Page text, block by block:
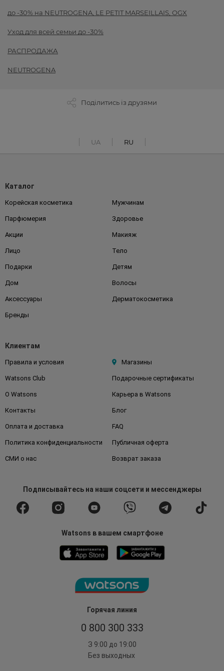
до -30% на NEUTROGENA, LE PETIT MARSEILLAIS, OGX
Уход для всей семьи до -30%
РАСПРОДАЖА
NEUTROGENA
Поділитись із друзями
UA RU
Горячая линия
0 800 300 333
З 9:00 до 19:00
Без выходных
Каталог
Корейская косметика Мужчинам
Парфюмерия Здоровье
Акции Макияж
Лицо Тело
Подарки Детям
Дом Волосы
Аксессуары Дерматокосметика
Бренды
Клиентам
Правила и условия Магазины
Watsons Club Подарочные сертификаты
О Watsons Карьера в Watsons
Контакты Блог
Оплата и доставка FAQ
Политика конфиденциальности Публичная оферта
СМИ о нас Возврат заказа
Подписывайтесьна наши соцсети и мессенджеры
Watsons в вашем смартфоне